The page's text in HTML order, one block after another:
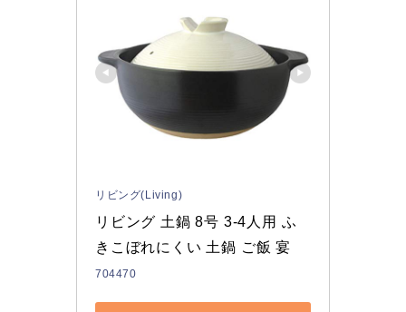
リビング(Living)
リビング 土鍋 8号 3-4人用 ふ
きこぼれにくい 土鍋 ご飯 宴
704470